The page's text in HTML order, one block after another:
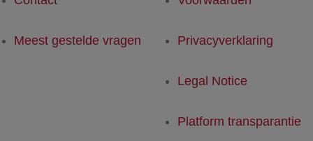
Meest gestelde vragen Privacyverklaring
Legal Notice
Platform transparantie